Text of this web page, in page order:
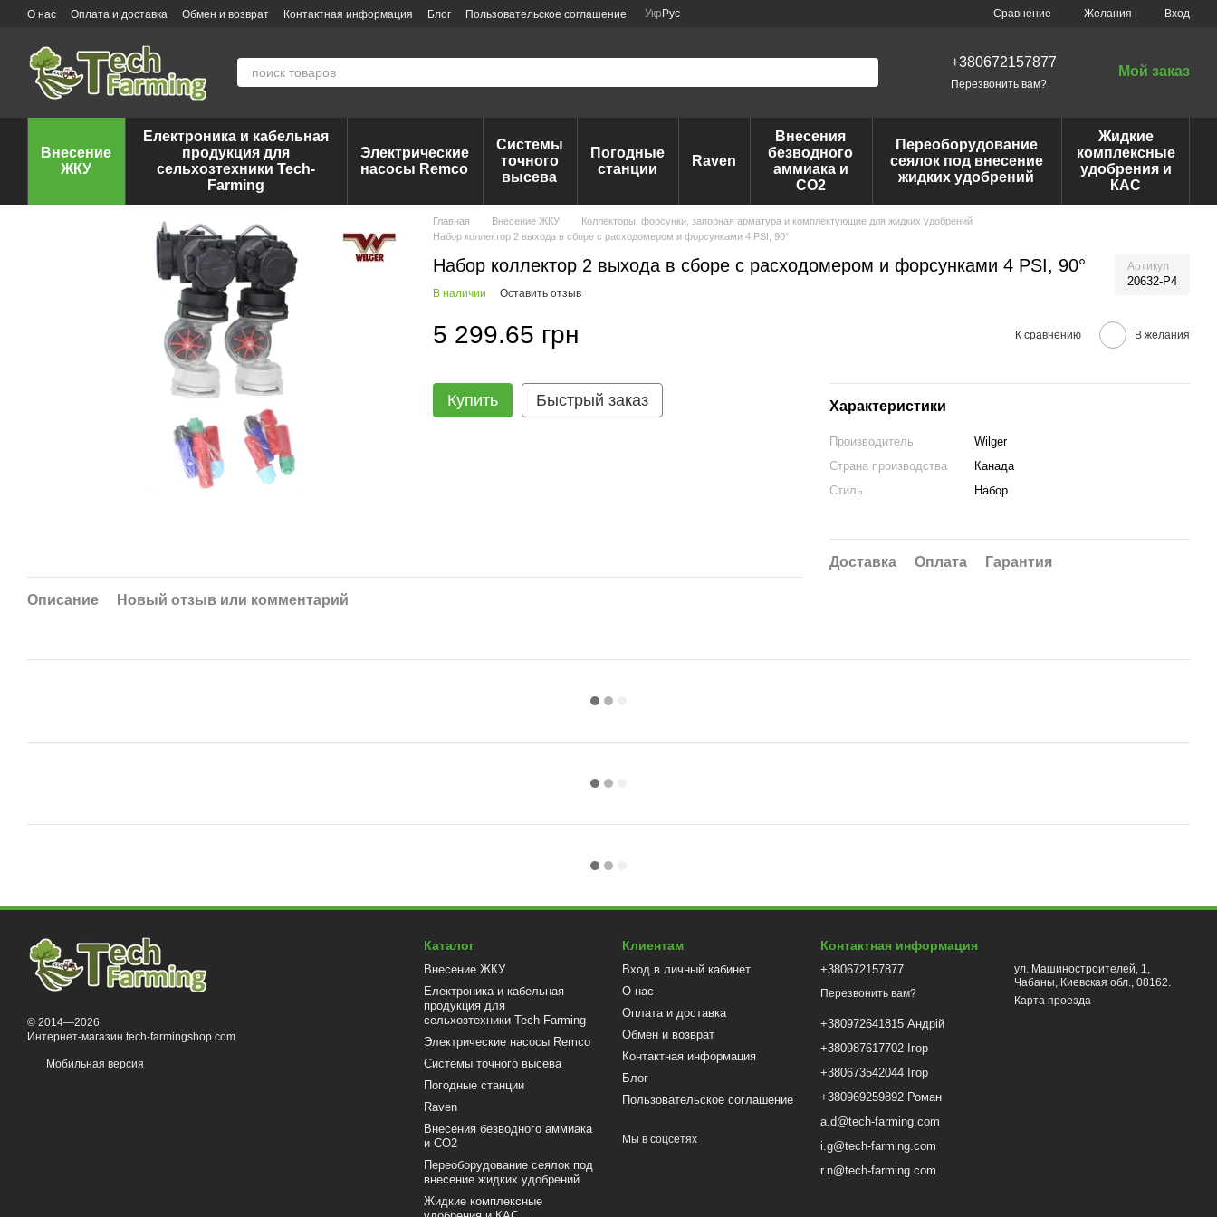
Перейти к основному контенту
О нас Оплата и доставка Обмен и возврат Контактная информация Блог Пользовательское соглашение Укр Рус Сравнение Желания Вход
+380672157877
Перезвонить вам?
Мой заказ
Внесение
ЖКУ
Електроника и кабельная
продукция для
сельхозтехники Tech-
Farming
Электрические
насосы Remco
Системы
точного
высева
Погодные
станции
Raven
Внесения
безводного
аммиака и
CO2
Переоборудование
сеялок под внесение
жидких удобрений
Жидкие
комплексные
удобрения и
КАС
Главная Внесение ЖКУ
Коллекторы, форсунки, запорная арматура и комплектующие для жидких удобрений
Набор коллектор 2 выхода в сборе с расходомером и форсунками 4 PSI, 90°
Набор коллектор 2 выхода в сборе с расходомером и форсунками 4 PSI, 90° Артикул
20632-P4
В наличии Оставить отзыв
5 299.65 грн К сравнению В желания
Купить Быстрый заказ Характеристики
Производитель
Wilger
Страна производства
Канада
Стиль
Набор
Доставка Оплата Гарантия
Описание Новый отзыв или комментарий
© 2014—2026
Интернет-магазин tech-farmingshop.com
Мобильная версия
Каталог
Внесение ЖКУ
Електроника и кабельная
продукция для
сельхозтехники Tech-Farming
Электрические насосы Remco
Системы точного высева
Погодные станции
Raven
Внесения безводного аммиака
и CO2
Переоборудование сеялок под
внесение жидких удобрений
Жидкие комплексные
Клиентам
Вход в личный кабинет
О нас
Оплата и доставка
Обмен и возврат
Контактная информация
Блог
Пользовательское соглашение
Мы в соцсетях
Контактная информация
+380672157877
Перезвонить вам?
+380972641815 Андрій
+380987617702 Ігор
+380673542044 Ігор
+380969259892 Роман
a.d@tech-farming.com
i.g@tech-farming.com
r.n@tech-farming.com
ул. Машиностроителей, 1,
Чабаны, Киевская обл., 08162.
Карта проезда